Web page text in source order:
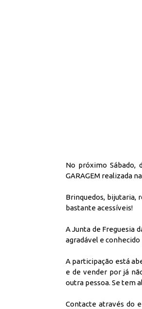
No próximo Sábado,
GARAGEM realizada
Brinquedos, bijutaria,
bastante acessíveis!
A Junta de Freguesia
agradável e
A participação está
e de vender por já
outra pessoa. Se tem
Contacte através do